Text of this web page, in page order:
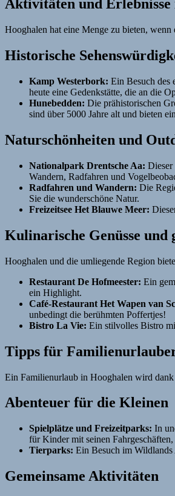
Aktivitäten und Erlebnisse
Hooghalen hat eine Menge zu bieten,
Historische
Kamp Westerbork: Ein Besuch des
heute eine Gedenkstätte, die an die
Hunebedden: Die prähistorischen
sind über 5000 Jahre alt und bieten
Naturschönheiten und
Nationalpark Drentsche Aa: Dieser
Wandern, Radfahren und
Radfahren und Wandern: Die
Sie die wunderschöne Natur.
Freizeitsee Het Blauwe Meer:
Kulinarische Genüsse und
Hooghalen und die umliegende Region
Restaurant De Hofmeester: Ein
ein Highlight.
Café-Restaurant Het Wapen van
unbedingt die berühmten Poffertjes!
Bistro La Vie: Ein stilvolles Bistro
Tipps für
Ein Familienurlaub in Hooghalen wird
Abenteuer für die Kleinen
Spielplätze und Freizeitparks: In
für Kinder mit seinen
Tierparks: Ein Besuch im Wildlands
Gemeinsame Aktivitäten